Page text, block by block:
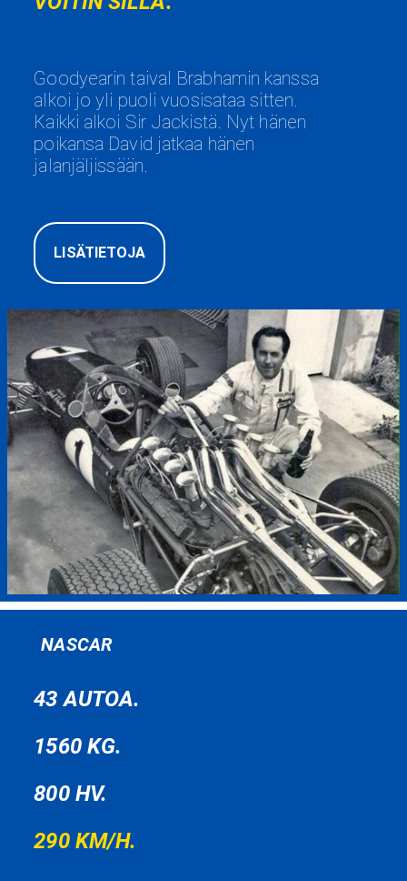
Goodyearin taival Brabhamin kanssa
alkoi jo yli puoli vuosisataa sitten.
Kaikki alkoi Sir Jackistä. Nyt hänen
poikansa David jatkaa hänen
jalanjäljissään.
LISÄTIETOJA
NASCAR
43 AUTOA.
1560 KG.
800 HV.
290 KM/H.